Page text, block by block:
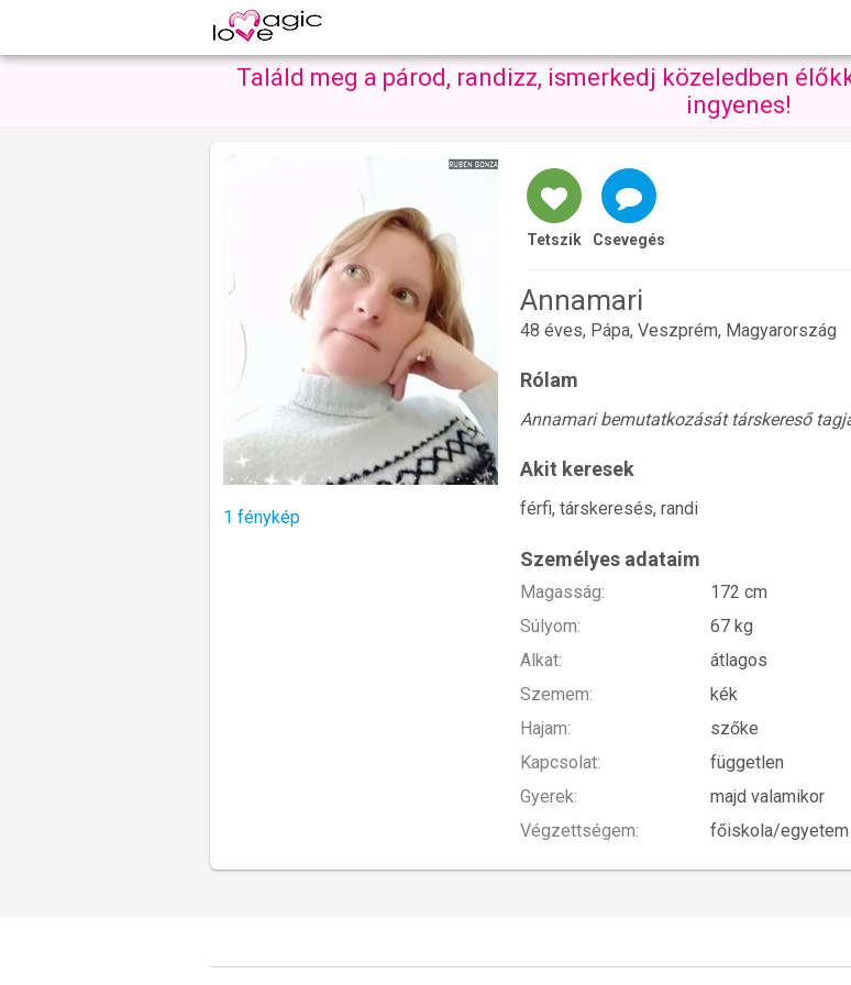
Találd meg a párod, randizz, ismerkedj közeledben
ingyenes!
1 fénykép
Tetszik Csevegés
Annamari
48 éves, Pápa, Veszprém, Magyarország
Rólam
Annamari bemutatkozását társkereső
Akit keresek
férfi, társkeresés, randi
Személyes adataim
Magasság:
172 cm
Súlyom:
67 kg
Alkat:
átlagos
Szemem:
kék
Hajam:
szőke
Kapcsolat:
független
Gyerek:
majd valamikor
Végzettségem:
főiskola/egyetem